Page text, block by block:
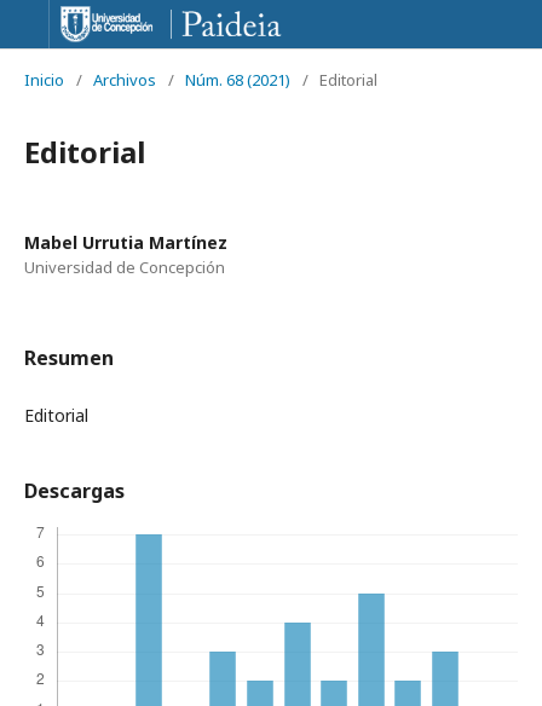
Inicio / Archivos / Núm. 68 (2021) / Editorial
Editorial
Mabel Urrutia Martínez
Universidad de Concepción
Resumen
Editorial
Descargas